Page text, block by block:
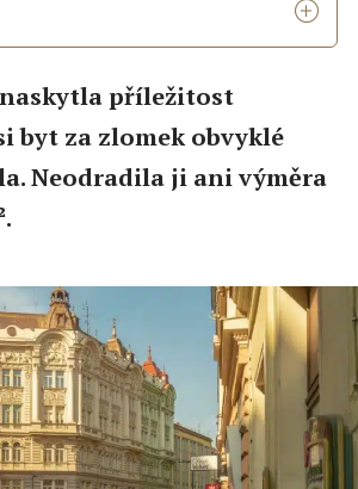
naskytla příležitost
byt za zlomek obvyklé
Neodradila ji ani výměra